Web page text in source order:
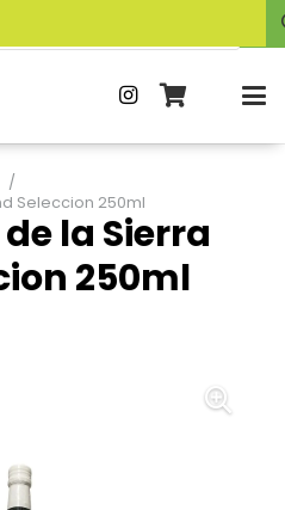
/
Seleccion 250ml
la Sierra
250ml